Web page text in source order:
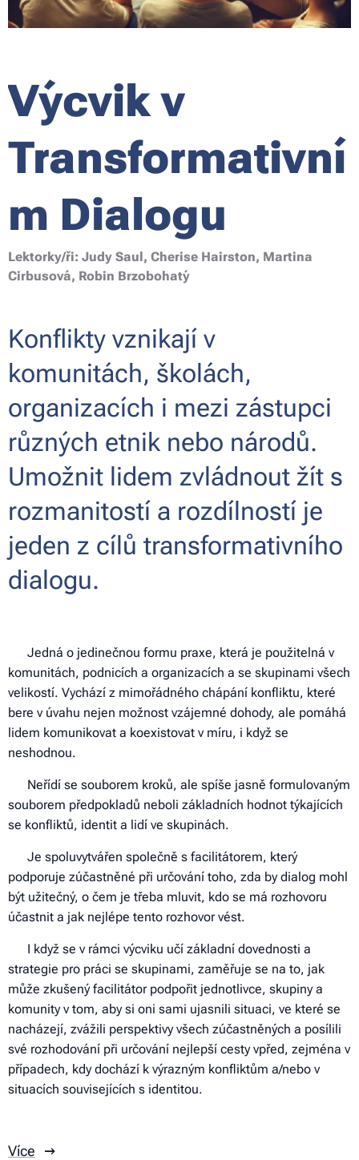
Výcvik v
Transformativní
m Dialogu
Lektorky/ři: Judy Saul, Cherise Hairston, Martina
Cirbusová, Robin Brzobohatý
Konflikty vznikají v
komunitách, školách,
organizacích i mezi zástupci
různých etnik nebo národů.
Umožnit lidem zvládnout žít s
rozmanitostí a rozdílností je
jeden z cílů transformativního
dialogu.
🌎 Jedná o jedinečnou formu praxe, která je použitelná v
komunitách, podnicích a organizacích a se skupinami všech
velikostí. Vychází z mimořádného chápání konfliktu, které
bere v úvahu nejen možnost vzájemné dohody, ale pomáhá
lidem komunikovat a koexistovat v míru, i když se
neshodnou.
🌎 Neřídí se souborem kroků, ale spíše jasně formulovaným
souborem předpokladů neboli základních hodnot týkajících
se konfliktů, identit a lidí ve skupinách.
🌎 Je spoluvytvářen společně s facilitátorem, který
podporuje zúčastněné při určování toho, zda by dialog mohl
být užitečný, o čem je třeba mluvit, kdo se má rozhovoru
účastnit a jak nejlépe tento rozhovor vést.
🌎 I když se v rámci výcviku učí základní dovednosti a
strategie pro práci se skupinami, zaměřuje se na to, jak
může zkušený facilitátor podpořit jednotlivce, skupiny a
komunity v tom, aby si oni sami ujasnili situaci, ve které se
nacházejí, zvážili perspektivy všech zúčastněných a posílili
své rozhodování při určování nejlepší cesty vpřed, zejména v
případech, kdy dochází k výrazným konfliktům a/nebo v
situacích souvisejících s identitou.
Více